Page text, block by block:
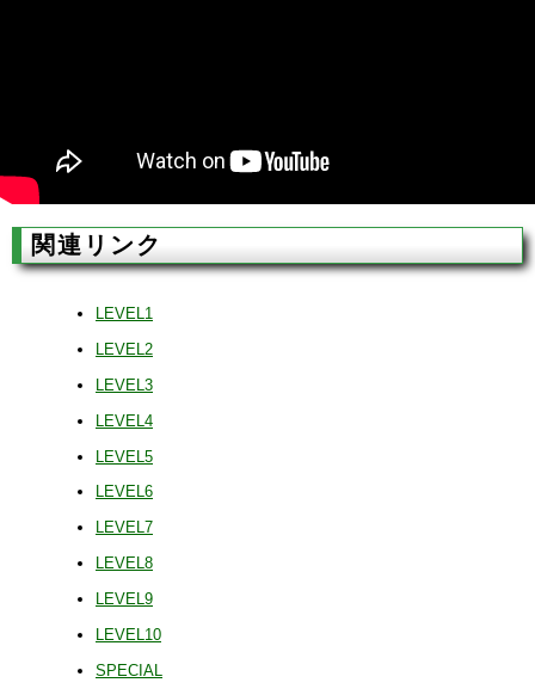
関連リンク
LEVEL1
LEVEL2
LEVEL3
LEVEL4
LEVEL5
LEVEL6
LEVEL7
LEVEL8
LEVEL9
LEVEL10
SPECIAL